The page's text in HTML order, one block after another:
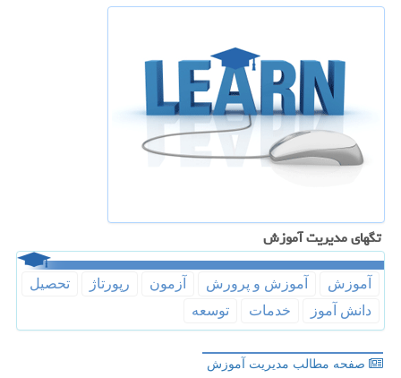
تگهای مدیریت آموزش
آموزش آموزش و پرورش آزمون رپورتاژ
تحصیل
دانش آموز
خدمات توسعه
صفحه مطالب مدیریت آموزش